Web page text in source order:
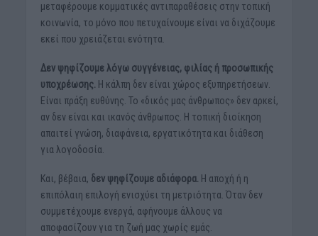
μεταφέρουμε κομματικές αντιπαραθέσεις στην τοπική
κοινωνία, το μόνο που πετυχαίνουμε είναι να διχάζουμε
εκεί που χρειάζεται ενότητα.
Δεν ψηφίζουμε λόγω συγγένειας, φιλίας ή προσωπικής
υποχρέωσης. Η κάλπη δεν είναι χώρος εξυπηρετήσεων.
Είναι πράξη ευθύνης. Το «δικός μας άνθρωπος» δεν αρκεί,
αν δεν είναι και ικανός άνθρωπος. Η τοπική διοίκηση
απαιτεί γνώση, διαφάνεια, εργατικότητα και διάθεση
για λογοδοσία.
Και, βέβαια, δεν ψηφίζουμε αδιάφορα. Η αποχή ή η
επιπόλαιη επιλογή ενισχύει τη μετριότητα. Όταν δεν
συμμετέχουμε ενεργά, αφήνουμε άλλους να
αποφασίζουν για τη ζωή μας χωρίς εμάς.